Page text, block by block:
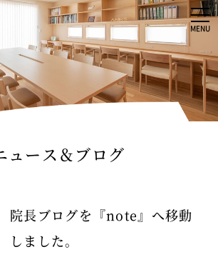
MENU
ュース＆ブログ
院長ブログを『note』へ移動
しました。